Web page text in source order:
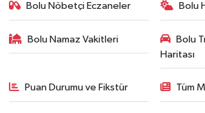
Bolu Nöbetçi Eczaneler Bolu
Bolu Namaz Vakitleri
Bolu
Haritası
Puan Durumu ve Fikstür Tüm